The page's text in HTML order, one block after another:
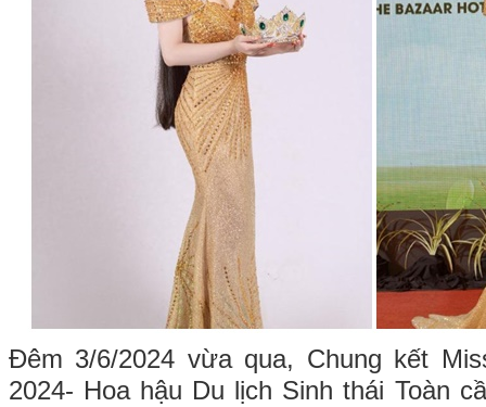
Đêm 3/6/2024 vừa qua, Chung kết
2024- Hoa hậu Du lịch Sinh thái Toàn